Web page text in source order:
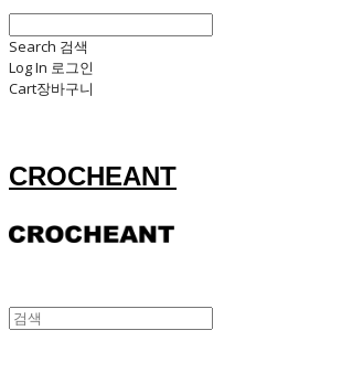
Search 검색
Log In 로그인
Cart장바구니
CROCHEANT